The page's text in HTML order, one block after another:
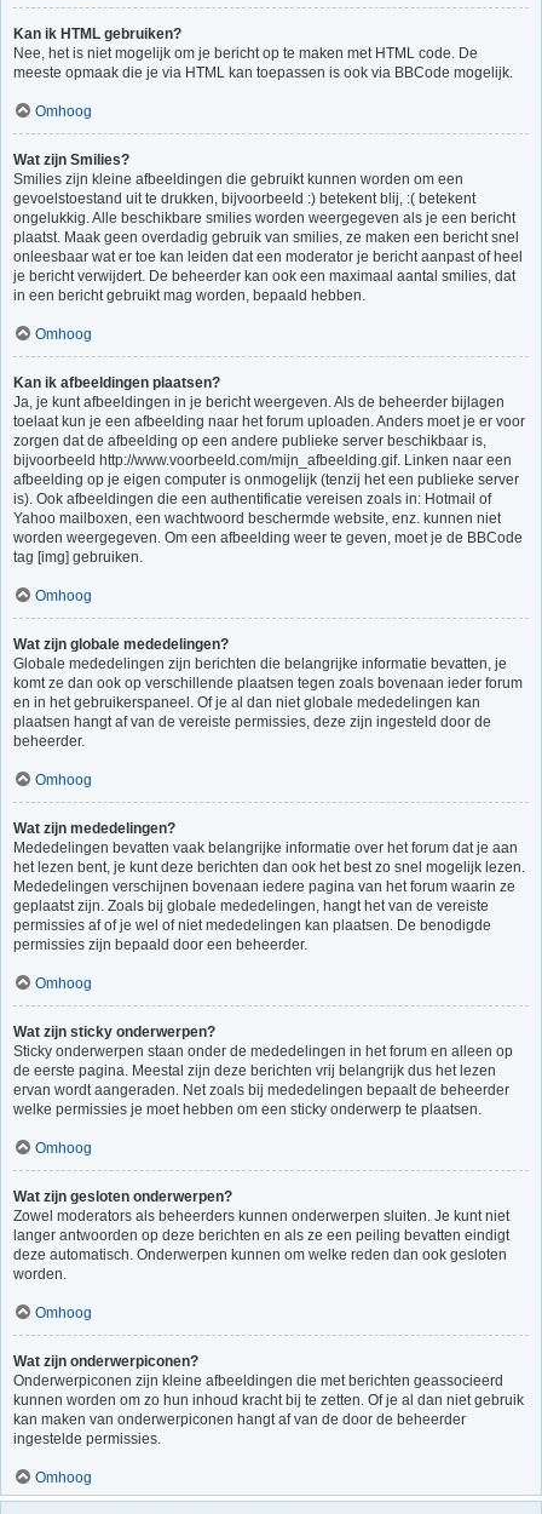
Kan ik HTML gebruiken?
Nee, het is niet mogelijk om je bericht op te maken met HTML code. De
meeste opmaak die je via HTML kan toepassen is ook via BBCode mogelijk.
Omhoog
Wat zijn Smilies?
Smilies zijn kleine afbeeldingen die gebruikt kunnen worden om een
gevoelstoestand uit te drukken, bijvoorbeeld :) betekent blij, :( betekent
ongelukkig. Alle beschikbare smilies worden weergegeven als je een bericht
plaatst. Maak geen overdadig gebruik van smilies, ze maken een bericht snel
onleesbaar wat er toe kan leiden dat een moderator je bericht aanpast of heel
je bericht verwijdert. De beheerder kan ook een maximaal aantal smilies, dat
in een bericht gebruikt mag worden, bepaald hebben.
Omhoog
Kan ik afbeeldingen plaatsen?
Ja, je kunt afbeeldingen in je bericht weergeven. Als de beheerder bijlagen
toelaat kun je een afbeelding naar het forum uploaden. Anders moet je er voor
zorgen dat de afbeelding op een andere publieke server beschikbaar is,
bijvoorbeeld http://www.voorbeeld.com/mijn_afbeelding.gif. Linken naar een
afbeelding op je eigen computer is onmogelijk (tenzij het een publieke server
is). Ook afbeeldingen die een authentificatie vereisen zoals in: Hotmail of
Yahoo mailboxen, een wachtwoord beschermde website, enz. kunnen niet
worden weergegeven. Om een afbeelding weer te geven, moet je de BBCode
tag [img] gebruiken.
Omhoog
Wat zijn globale mededelingen?
Globale mededelingen zijn berichten die belangrijke informatie bevatten, je
komt ze dan ook op verschillende plaatsen tegen zoals bovenaan ieder forum
en in het gebruikerspaneel. Of je al dan niet globale mededelingen kan
plaatsen hangt af van de vereiste permissies, deze zijn ingesteld door de
beheerder.
Omhoog
Wat zijn mededelingen?
Mededelingen bevatten vaak belangrijke informatie over het forum dat je aan
het lezen bent, je kunt deze berichten dan ook het best zo snel mogelijk lezen.
Mededelingen verschijnen bovenaan iedere pagina van het forum waarin ze
geplaatst zijn. Zoals bij globale mededelingen, hangt het van de vereiste
permissies af of je wel of niet mededelingen kan plaatsen. De benodigde
permissies zijn bepaald door een beheerder.
Omhoog
Wat zijn sticky onderwerpen?
Sticky onderwerpen staan onder de mededelingen in het forum en alleen op
de eerste pagina. Meestal zijn deze berichten vrij belangrijk dus het lezen
ervan wordt aangeraden. Net zoals bij mededelingen bepaalt de beheerder
welke permissies je moet hebben om een sticky onderwerp te plaatsen.
Omhoog
Wat zijn gesloten onderwerpen?
Zowel moderators als beheerders kunnen onderwerpen sluiten. Je kunt niet
langer antwoorden op deze berichten en als ze een peiling bevatten eindigt
deze automatisch. Onderwerpen kunnen om welke reden dan ook gesloten
worden.
Omhoog
Wat zijn onderwerpiconen?
Onderwerpiconen zijn kleine afbeeldingen die met berichten geassocieerd
kunnen worden om zo hun inhoud kracht bij te zetten. Of je al dan niet gebruik
kan maken van onderwerpiconen hangt af van de door de beheerder
ingestelde permissies.
Omhoog